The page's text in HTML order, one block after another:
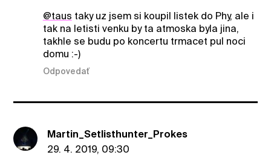
@taus taky uz jsem si koupil listek do Phy, ale i
tak na letisti venku by ta atmoska byla jina,
takhle se budu po koncertu trmacet pul noci
domu :-)
Odpovedať
Martin_Setlisthunter_Prokes
29. 4. 2019, 09:30